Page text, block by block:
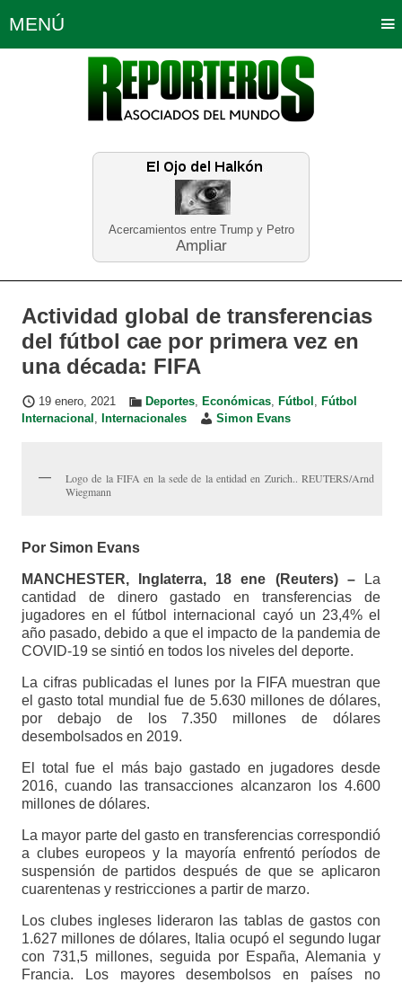
Acercamientos entre Trump y Petro
Ampliar
MENÚ
Política Opinión Bogotá
Planeta Tierra Deportes
Educación Neira
Actividad global de transferencias
del fútbol cae por primera vez en
una década: FIFA
19 enero, 2021 Deportes, Económicas, Fútbol , Fútbol
Internacional , Internacionales Simon Evans
Logo de la FIFA en la sede de la entidad en Zurich.. REUTERS/Arnd
Wiegmann
Por Simon Evans
MANCHESTER, Inglaterra, 18 ene (Reuters) –La
cantidad de dinero gastado en transferencias de
jugadores en el fútbol internacional cayó un 23,4% el
año pasado, debido a que el impacto de la pandemia de
COVID-19 se sintió en todos los niveles del deporte.
La cifras publicadas el lunes por la FIFA muestran que
el gasto total mundial fue de 5.630 millones de dólares,
por debajo de los 7.350 millones de dólares
desembolsados en 2019.
El total fue el más bajo gastado en jugadores desde
2016, cuando las transacciones alcanzaron los 4.600
millones de dólares.
La mayor parte del gasto en transferencias correspondió
a clubes europeos y la mayoría enfrentó períodos de
suspensión de partidos después de que se aplicaron
cuarentenas y restricciones a partir de marzo.
Los clubes ingleses lideraron las tablas de gastos con
1.627 millones de dólares, Italia ocupó el segundo lugar
con 731,5 millones, seguida por España, Alemania y
Francia. Los mayores desembolsos en países no